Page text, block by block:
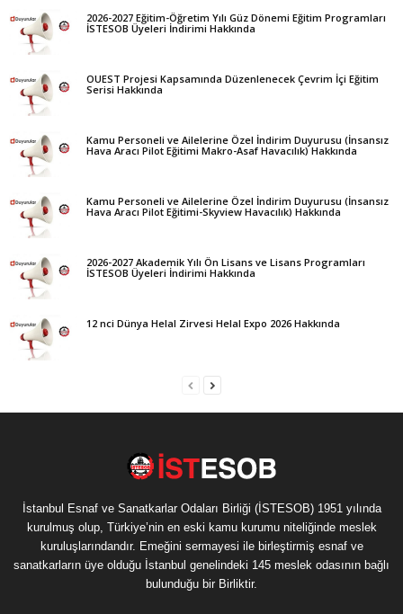
2026-2027 Eğitim-Öğretim Yılı Güz Dönemi Eğitim Programları
İSTESOB Üyeleri İndirimi Hakkında
OUEST Projesi Kapsamında Düzenlenecek Çevrim İçi Eğitim
Serisi Hakkında
Kamu Personeli ve Ailelerine Özel İndirim Duyurusu (İnsansız
Hava Aracı Pilot Eğitimi Makro-Asaf Havacılık) Hakkında
Kamu Personeli ve Ailelerine Özel İndirim Duyurusu (İnsansız
Hava Aracı Pilot Eğitimi-Skyview Havacılık) Hakkında
2026-2027 Akademik Yılı Ön Lisans ve Lisans Programları
İSTESOB Üyeleri İndirimi Hakkında
12 nci Dünya Helal Zirvesi Helal Expo 2026 Hakkında
İstanbul Esnaf ve Sanatkarlar Odaları Birliği (İSTESOB) 1951 yılında
kurulmuş olup, Türkiye’nin en eski kamu kurumu niteliğinde meslek
kuruluşlarındandır. Emeğini sermayesi ile birleştirmiş esnaf ve
sanatkarların üye olduğu İstanbul genelindeki 145 meslek odasının bağlı
bulunduğu bir Birliktir.